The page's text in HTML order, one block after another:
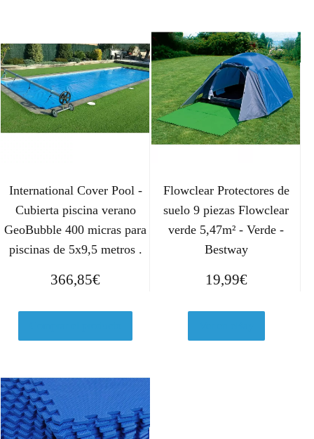
International Cover Pool -
Cubierta piscina verano
GeoBubble 400 micras para
piscinas de 5x9,5 metros .
366,85€
Flowclear Protectores de
suelo 9 piezas Flowclear
verde 5,47m² - Verde -
Bestway
19,99€